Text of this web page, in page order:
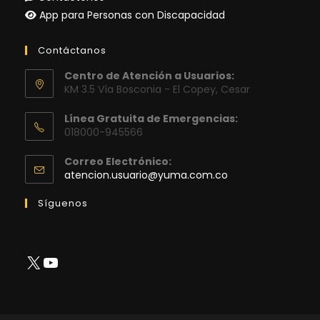
App para Personas con Discapacidad
Contáctanos
Centro de Atención a Usuarios:
KM 3.5 Vía Bosconia - El Copey, Cesar
Línea Gratuita de Emergencias:
018000-945566
Correo Electrónico:
atencion.usuario@yuma.com.co
Síguenos
X YouTube